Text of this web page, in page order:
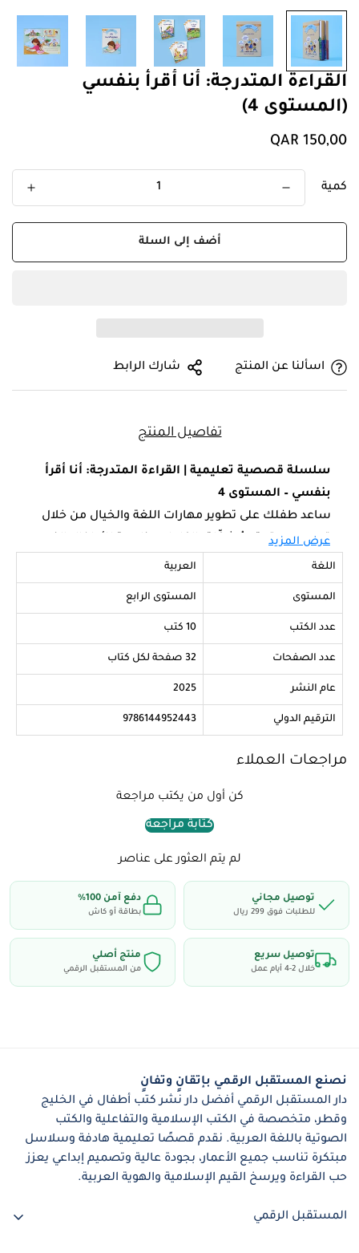
القراءة المتدرجة: أنا أقرأ بنفسي
(المستوى 4)
سعر
QAR 150,00
كمية
أضف إلى السلة
اسألنا عن المنتج شارك الرابط
تفاصيل المنتج
سلسلة قصصية تعليمية | القراءة المتدرجة: أنا أقرأ
بنفسي – المستوى 4
ساعد طفلك على تطوير مهارات اللغة والخيال من خلال
قصص ممتعة ومُشكّلة بالكامل، مناسبة للأطفال الذين
أصبحوا يقرؤون بثقة ويحبون المطالعة.
هل طفلك مستعد للانتقال من القراءة المستقلة إلى
القراءة الواثقة؟
هي الخطوة التالية في رحلة تعلّم القراءة، حيث يبدأ الطفل
باكتشاف جمال اللغة من خلال قصص قصيرة، غنيّة
بالخيال والمرح، مكتوبة بلغة عربية فصحى مبسطة
المستوى الرابع: القراءة الواثقة
بثقة وبدون مساعدة. تهدف القصص إلى تعزيز الحصيلة
اللغوية وتنمية الخيال من خلال محتوى مشوق ورسوم
10 قصص مشوقة بلغة عربية فصحى
أنشطة لغوية لتعزيز الفهم والتفاعل
المواصفات التربوية والمحتوى للمستوى الرابع:
عدد الكلمات في كل قصة: من 300 إلى 450 كلمة
تقريبًا
عرض المزيد
اللغة العربية
المستوى المستوى الرابع
عدد الكتب 10 كتب
عدد الصفحات 32 صفحة لكل كتاب
عام النشر 2025
الترقيم الدولي 9786144952443
مراجعات العملاء
كن أول من يكتب مراجعة
كتابة مراجعة
لم يتم العثور على عناصر
توصيل مجاني
للطلبات فوق 299 ريال
دفع آمن 100٪
بطاقة أو كاش
توصيل سريع
خلال 2-4 أيام عمل
منتج أصلي
من المستقبل الرقمي
نصنع المستقبل الرقمي بإتقانٍ وتفانٍ
دار المستقبل الرقمي أفضل دار نشر كتب أطفال في الخليج
وقطر، متخصصة في الكتب الإسلامية والتفاعلية والكتب
الصوتية باللغة العربية. نقدم قصصًا تعليمية هادفة وسلاسل
مبتكرة تناسب جميع الأعمار، بجودة عالية وتصميم إبداعي يعزز
حب القراءة ويرسخ القيم الإسلامية والهوية العربية.
المستقبل الرقمي
Confirm your age
Are you 18 years old or older?
NO, I'M NOT
YES, I AM